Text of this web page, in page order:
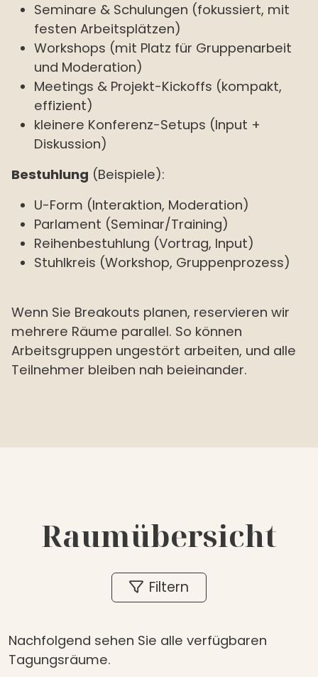
Seminare & Schulungen (fokussiert, mit
festen Arbeitsplätzen)
Workshops (mit Platz für Gruppenarbeit
und Moderation)
Meetings & Projekt-Kickoffs (kompakt,
effizient)
kleinere Konferenz-Setups (Input +
Diskussion)
Bestuhlung (Beispiele):
U-Form (Interaktion, Moderation)
Parlament (Seminar/Training)
Reihenbestuhlung (Vortrag, Input)
Stuhlkreis (Workshop, Gruppenprozess)
Wenn Sie Breakouts planen, reservieren wir
mehrere Räume parallel. So können
Arbeitsgruppen ungestört arbeiten, und alle
Teilnehmer bleiben nah beieinander.
Raumübersicht
Filtern
Nachfolgend sehen Sie alle verfügbaren
Tagungsräume.